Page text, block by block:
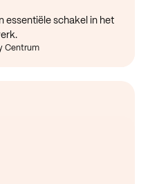
essentiële schakel in het
Centrum